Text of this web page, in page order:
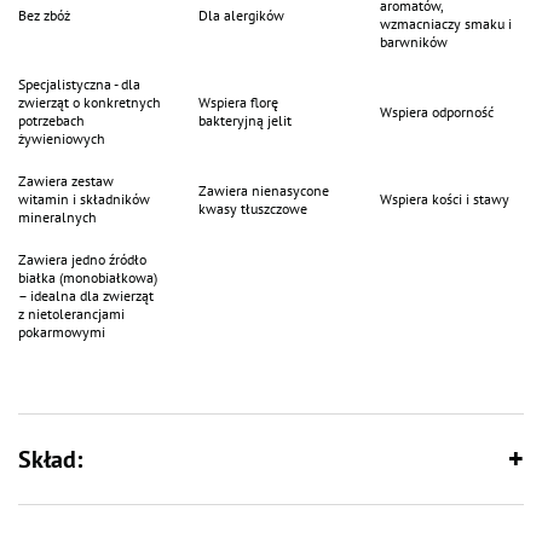
Bez zbóż Dla alergików
aromatów,
wzmacniaczy smaku i
barwników
Specjalistyczna - dla
zwierząt o konkretnych
potrzebach
żywieniowych
Wspiera florę
bakteryjną jelit
Wspiera odporność
Zawiera zestaw
witamin i składników
mineralnych
Zawiera nienasycone
kwasy tłuszczowe
Wspiera kości i stawy
Zawiera jedno źródło
białka (monobiałkowa)
– idealna dla zwierząt
z nietolerancjami
pokarmowymi
Skład: